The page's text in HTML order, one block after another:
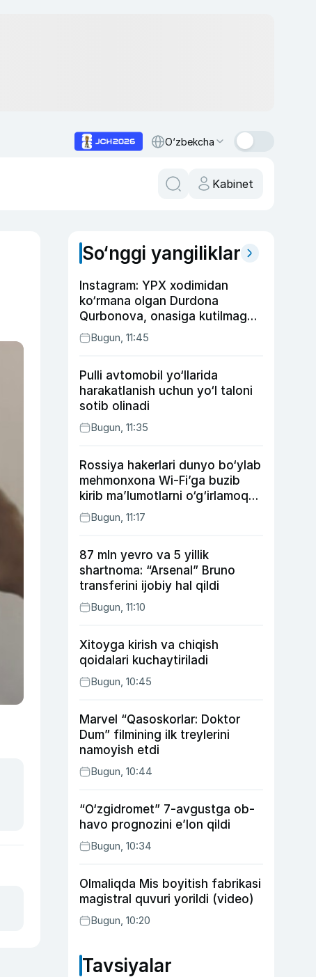
O‘zbekcha
Kabinet
So‘nggi yangiliklar
Instagram: YPX xodimidan
ko‘rmana olgan Durdona
Qurbonova, onasiga kutilmagan
sovg‘a tayyorlagan Umid vines,
xonanda Rayhon nimadan xafa?
Bugun, 11:45
Pulli avtomobil yo‘llarida
harakatlanish uchun yo‘l taloni
sotib olinadi
Bugun, 11:35
Rossiya hakerlari dunyo bo‘ylab
mehmonxona Wi-Fi’ga buzib
kirib ma’lumotlarni o‘g‘irlamoqda
— Microsoft
Bugun, 11:17
87 mln yevro va 5 yillik
shartnoma: “Arsenal” Bruno
transferini ijobiy hal qildi
Bugun, 11:10
Xitoyga kirish va chiqish
qoidalari kuchaytiriladi
Bugun, 10:45
Marvel “Qasoskorlar: Doktor
Dum” filmining ilk treylerini
namoyish etdi
Bugun, 10:44
“O‘zgidromet” 7-avgustga ob-
havo prognozini e’lon qildi
Bugun, 10:34
Olmaliqda Mis boyitish fabrikasi
magistral quvuri yorildi (video)
Bugun, 10:20
Tavsiyalar